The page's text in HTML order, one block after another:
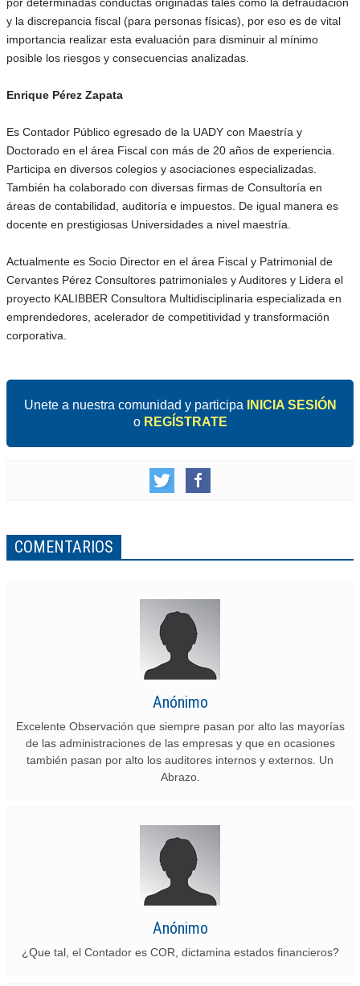
y la discrepancia fiscal (para personas físicas), por eso es de vital
importancia realizar esta evaluación para disminuir al mínimo
posible los riesgos y consecuencias analizadas.
Enrique Pérez Zapata
Es Contador Público egresado de la UADY con Maestría y
Doctorado en el área Fiscal con más de 20 años de experiencia.
Participa en diversos colegios y asociaciones especializadas.
También ha colaborado con diversas firmas de Consultoría en
áreas de contabilidad, auditoría e impuestos. De igual manera es
docente en prestigiosas Universidades a nivel maestría.
Actualmente es Socio Director en el área Fiscal y Patrimonial de
Cervantes Pérez Consultores patrimoniales y Auditores y Lidera el
proyecto KALIBBER Consultora Multidisciplinaria especializada en
emprendedores, acelerador de competitividad y transformación
corporativa.
Unete a nuestra comunidad y participa
INICIA SESIÓN
o REGÍSTRATE
COMENTARIOS
Anónimo
Excelente Observación que siempre pasan por alto las mayorías
de las administraciones de las empresas y que en ocasiones
también pasan por alto los auditores internos y externos. Un
Abrazo.
Anónimo
¿Que tal, el Contador es COR, dictamina estados financieros?